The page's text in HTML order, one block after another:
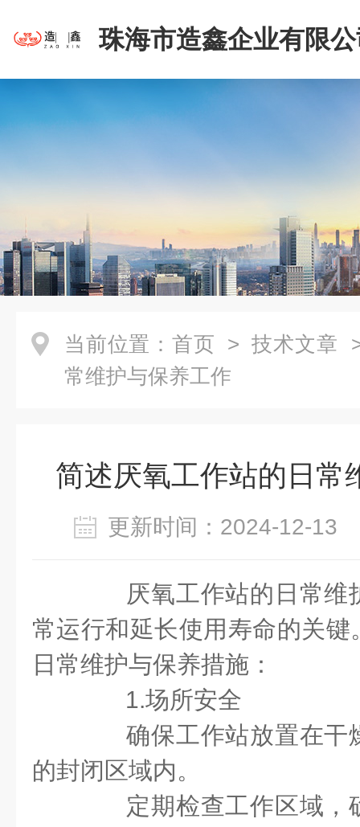
珠海市造鑫企业有限
当前位置： 首页 > 技术文章
常维护与保养工作
简述厌氧工作站的日常
更新时间：2024-12-
厌氧工作站的日常维
常运行和延长使用寿命的关
日常维护与保养措施：
1.场所安全
确保工作站放置在干
的封闭区域内。
定期检查工作区域，